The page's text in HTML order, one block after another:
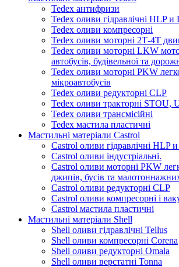
Tedex антифризи
Tedex оливи гідравлічні HLP
Tedex оливи компресорні
Tedex оливи моторні 2Т-4Т
Tedex оливи моторні LKW
автобусів, будівельної та
Tedex оливи моторні PKW
мікроавтобусів
Tedex оливи редукторні CLP
Tedex оливи тракторні STOU,
Tedex оливи трансмісійні
Tedex мастила пластичні
Мастильні матеріали Castrol
Castrol оливи гідравлічні HLP
Castrol оливи індустріальні.
Castrol оливи моторні PKW
джипів, бусів та
Castrol оливи редукторні CLP
Castrol оливи компресорні і
Castrol мастила пластичні
Мастильні матеріали Shell
Shell оливи гідравлічні Tellus
Shell оливи компресорні Corena
Shell оливи редукторні Omala
Shell оливи верстатні Tonna